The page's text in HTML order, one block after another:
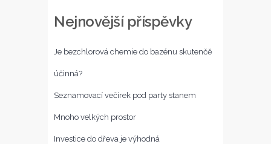
Nejnovější příspěvky
Je bezchlorová chemie do bazénu skutenčě
účinná?
Seznamovací večírek pod party stanem
Mnoho velkých prostor
Investice do dřeva je výhodná